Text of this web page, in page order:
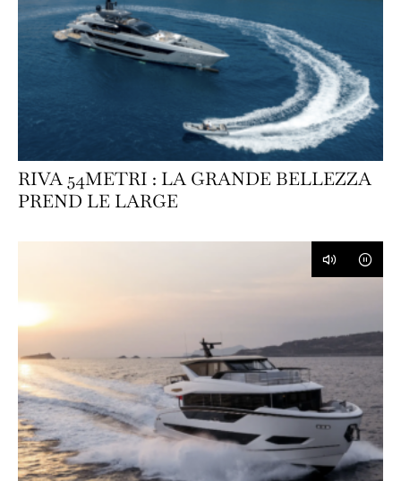
RIVA 54METRI : LA GRANDE BELLEZZA
PREND LE LARGE